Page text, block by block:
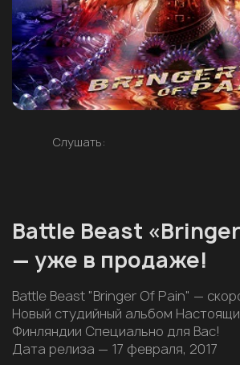
Слушать:
Battle Beast
— уже в продаже!
Battle Beast "Bringer Of Pain" —
Новый студийный альбом
Финляндии Специально для Вас!
Дата релиза — 17 февраля, 2017